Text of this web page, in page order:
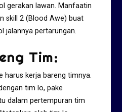
gerakan lawan. Manfaatin
skill 2 (Blood Awe) buat
jalannya pertarungan.
Tim:
harus kerja bareng timnya.
tim lo, pake
dalam pertempuran tim